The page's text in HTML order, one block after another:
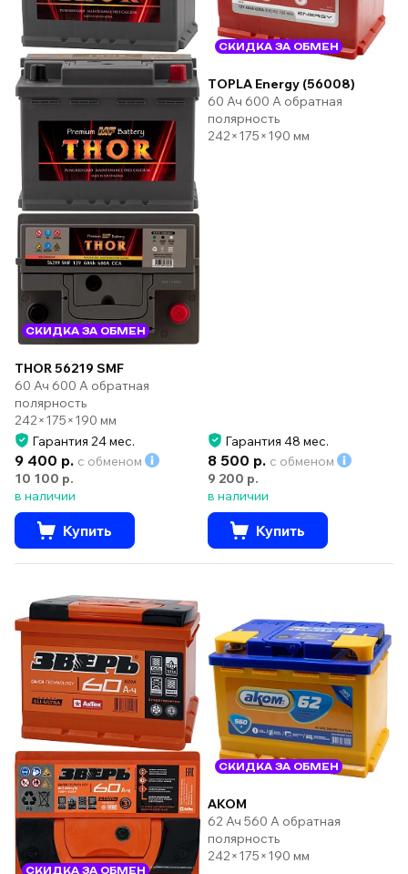
СКИДКА ЗА ОБМЕН
THOR 56219 SMF
60 Ач 600 А обратная
полярность
242×175×190 мм
Гарантия 24 мес.
9 400 р. с обменом
10 100 р.
в наличии
Купить
СКИДКА ЗА ОБМЕН
TOPLA Energy (56008)
60 Ач 600 А обратная
полярность
242×175×190 мм
Гарантия 48 мес.
8 500 р. с обменом
9 200 р.
в наличии
Купить
СКИДКА ЗА ОБМЕН
СКИДКА ЗА ОБМЕН
AKOM
62 Ач 560 А обратная
полярность
242×175×190 мм